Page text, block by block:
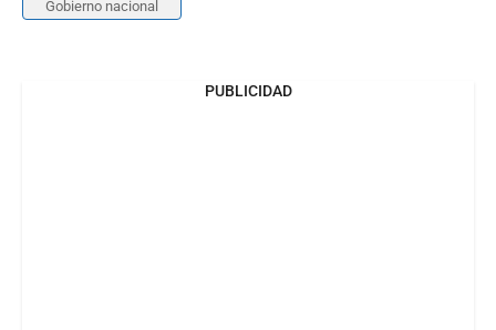
Gobierno nacional
PUBLICIDAD